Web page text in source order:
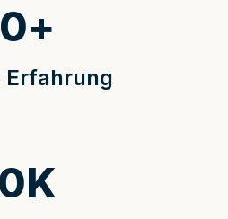
Erfahrung
0+
0K